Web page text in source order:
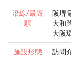
沿線/最寄
駅
阪堺
大和
大阪
施設形態 訪問